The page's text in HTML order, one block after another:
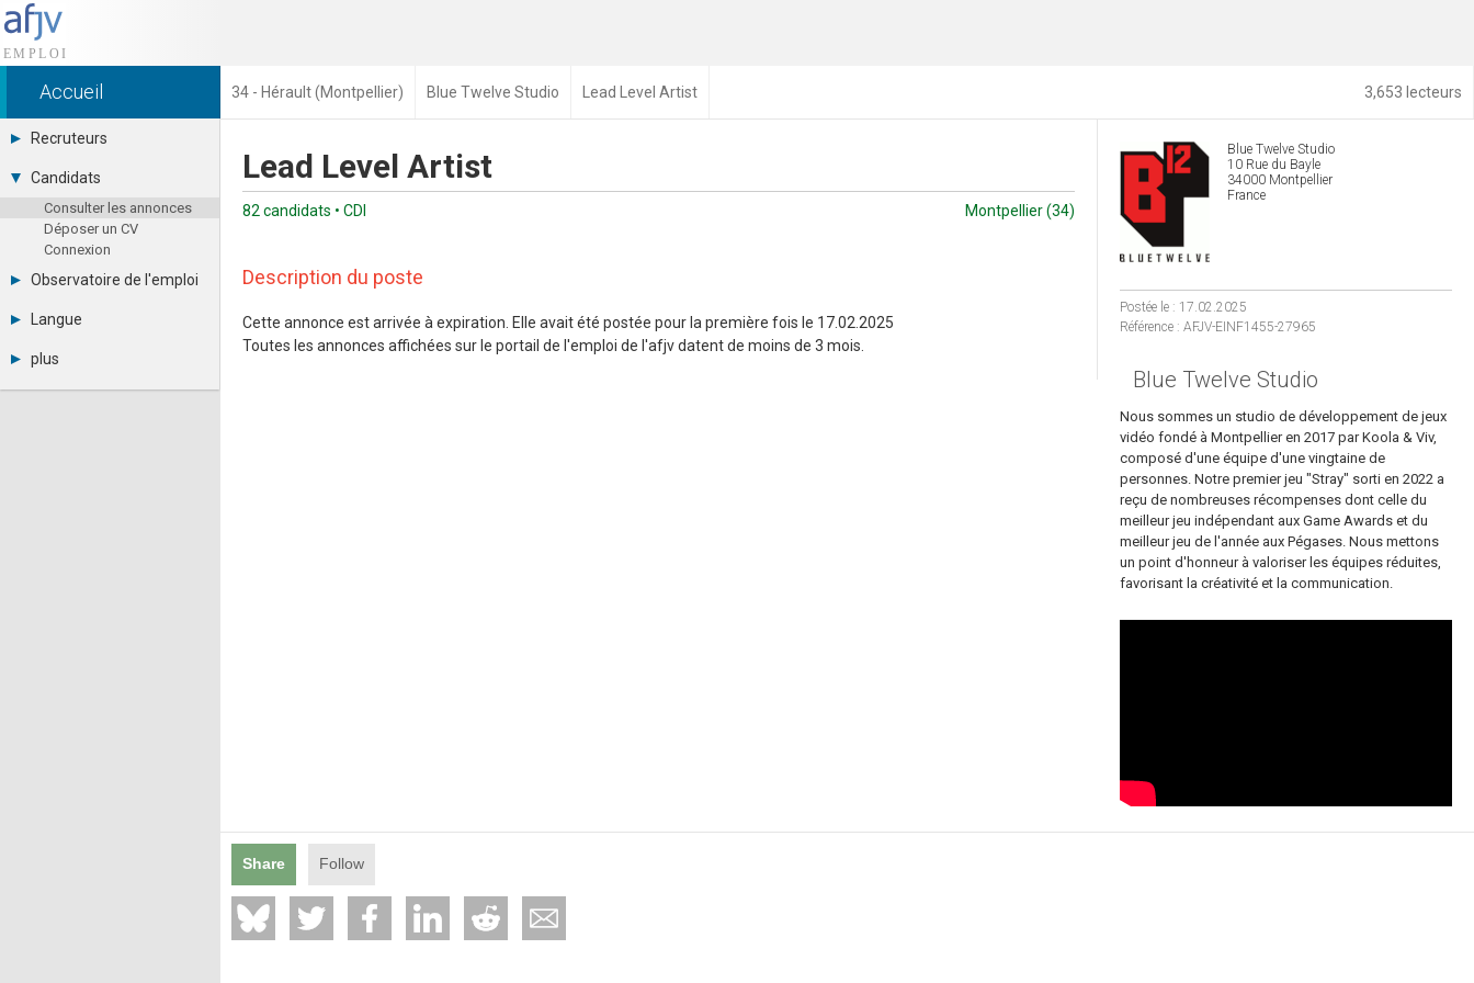
3,653 lecteurs
Accueil 34 - Hérault (Montpellier) Blue Twelve Studio Lead Level Artist
Recruteurs
Déposer une annonce
Tarifs
Interface recruteur
Candidats
Consulter les annonces
Déposer un CV
Connexion
Observatoire de l'emploi
Par métier
Par contrat
Langue
Español
plus
Actualités
Blue Twelve Studio
10 Rue du Bayle
34000 Montpellier
France
Postée le : 17.02.2025
Référence : AFJV-EINF1455-27965
Blue Twelve Studio
Nous sommes un studio de développement de jeux
vidéo fondé à Montpellier en 2017 par Koola & Viv,
composé d'une équipe d'une vingtaine de
personnes. Notre premier jeu "Stray" sorti en 2022 a
reçu de nombreuses récompenses dont celle du
meilleur jeu indépendant aux Game Awards et du
meilleur jeu de l'année aux Pégases. Nous mettons
un point d'honneur à valoriser les équipes réduites,
favorisant la créativité et la communication.
Lead Level Artist
82 candidats • CDI Montpellier (34)
Description du poste
Cette annonce est arrivée à expiration. Elle avait été postée pour la première fois le 17.02.2025
Toutes les annonces affichées sur le portail de l'emploi de l'afjv datent de moins de 3 mois.
Share Follow